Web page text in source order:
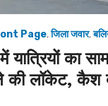
Page,जिला जवार,
का
की लॉकेट, कैश